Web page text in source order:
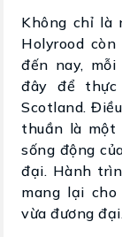
Không chỉ là
Holyrood
đến nay, mỗi
đây để
Scotland.
thuần là một
sống động
đại. Hành
mang lại
vừa đương